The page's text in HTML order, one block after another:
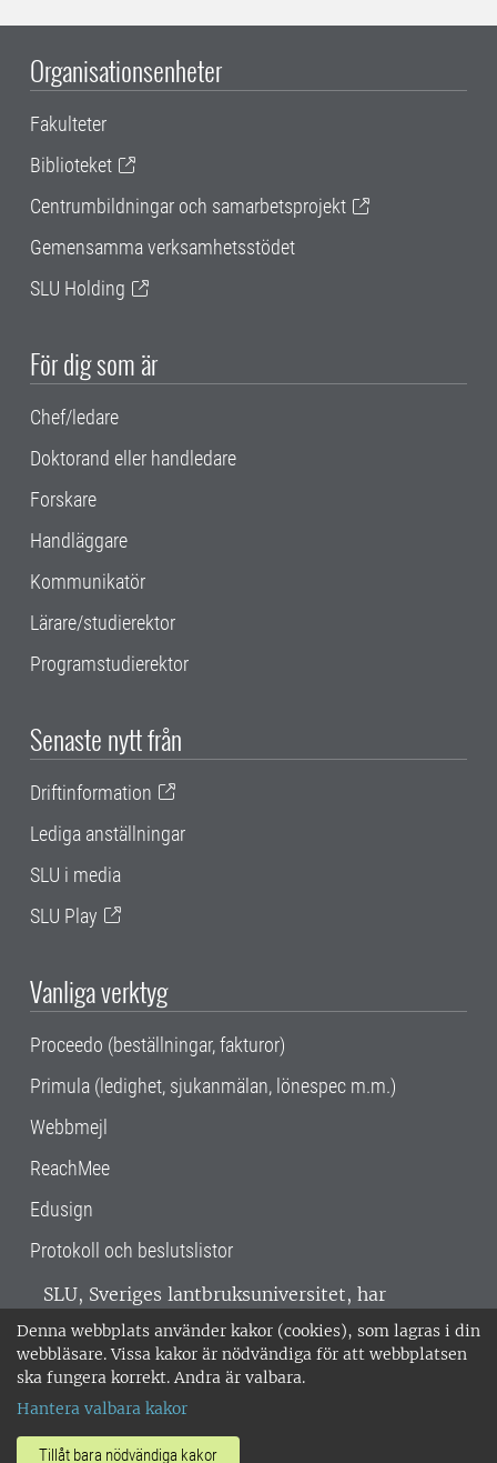
Denna webbplats använder kakor (cookies), som lagras i din
webbläsare. Vissa kakor är nödvändiga för att webbplatsen
ska fungera korrekt. Andra är valbara.
Hantera valbara kakor
Tillåt bara nödvändiga kakor
Organisationsenheter
Fakulteter
Biblioteket
Centrumbildningar och samarbetsprojekt
Gemensamma verksamhetsstödet
SLU Holding
För dig som är
Chef/ledare
Doktorand eller handledare
Forskare
Handläggare
Kommunikatör
Lärare/studierektor
Programstudierektor
Senaste nytt från
Driftinformation
Lediga anställningar
SLU i media
SLU Play
Vanliga verktyg
Proceedo (beställningar, fakturor)
Primula (ledighet, sjukanmälan, lönespec m.m.)
Webbmejl
ReachMee
Edusign
Protokoll och beslutslistor
SLU, Sveriges lantbruksuniversitet, har
verksamhet över hela Sverige. Huvudorter är
Alnarp, Uppsala och Umeå.SLU är
miljöcertifierat enligt ISO 14001. •
018-67 10 00 • Org nr: 202100-2817 •
Om SLU:s webbplatser